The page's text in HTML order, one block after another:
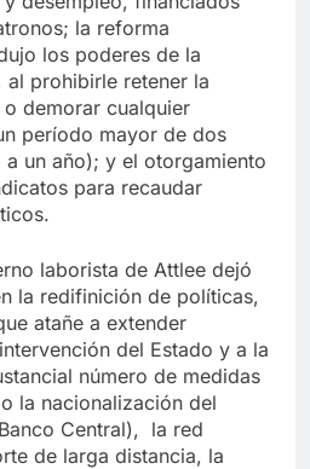
la reforma
los poderes de la
al prohibirle retener la
demorar cualquier
período mayor de dos
un año); y el otorgamiento
para recaudar
laborista de Attlee dejó
la redifinición de políticas,
atañe a extender
del Estado y a la
número de medidas
la nacionalización del
Central), la red
de larga distancia, la